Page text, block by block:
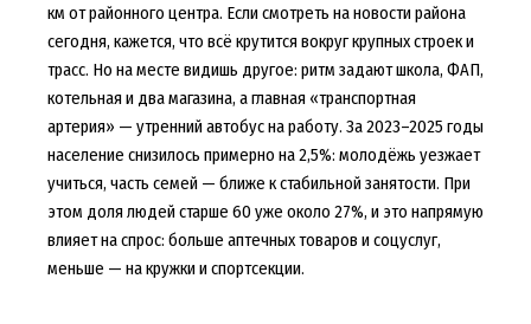
км от районного центра. Если смотреть на новости района
сегодня, кажется, что всё крутится вокруг крупных строек и
трасс. Но на месте видишь другое: ритм задают школа, ФАП,
котельная и два магазина, а главная «транспортная
артерия» — утренний автобус на работу. За 2023–2025 годы
население снизилось примерно на 2,5%: молодёжь уезжает
учиться, часть семей — ближе к стабильной занятости. При
этом доля людей старше 60 уже около 27%, и это напрямую
влияет на спрос: больше аптечных товаров и соцуслуг,
меньше — на кружки и спортсекции.